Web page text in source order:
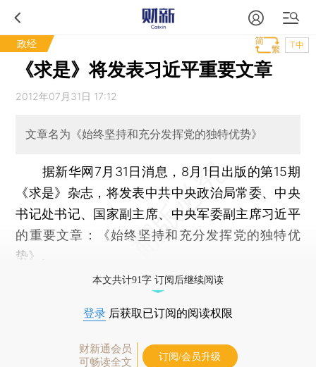
政经 T中
《求是》将发表习近平重要文章
2012年07月31日 17:12
文章名为《始终坚持和充分发挥党的独特优势》
据新华网7月31日消息，8月1日出版的第15期
《求是》杂志，将发表中共中央政治局常委、中央
书记处书记、国家副主席、中央军委副主席习近平
的重要文章：《始终坚持和充分发挥党的独特优
势》。
本文共计91字 订阅后继续阅读
登录 后获取已订阅的阅读权限
财新通会员
可畅读全文
订阅/会员升级